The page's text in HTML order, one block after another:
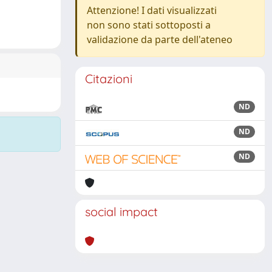
Attenzione! I dati visualizzati
non sono stati sottoposti a
validazione da parte dell'ateneo
Citazioni
ND
ND
ND
social impact